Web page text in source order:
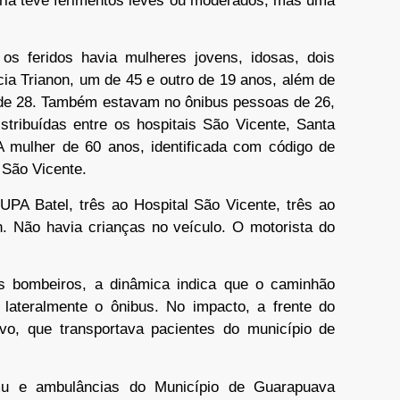
feridos havia mulheres jovens, idosas, dois
Trianon, um de 45 e outro de 19 anos, além de
28. Também estavam no ônibus pessoas de 26,
entre os hospitais São Vicente, Santa
mulher de 60 anos, identificada com código de
Vicente.
Batel, três ao Hospital São Vicente, três ao
Não havia crianças no veículo. O motorista do
bombeiros, a dinâmica indica que o caminhão
o ônibus. No impacto, a frente do
que transportava pacientes do município de
e ambulâncias do Município de Guarapuava